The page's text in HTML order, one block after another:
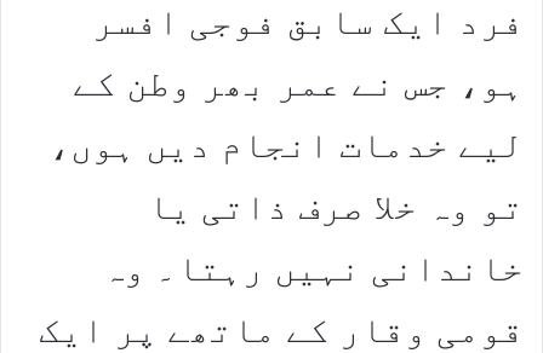
فرد ایک سابق فوجی افسر
ہو، جس نے عمر بھر وطن کے
لیے خدمات انجام دیں ہوں،
تو وہ خلا صرف ذاتی یا
خاندانی نہیں رہتا۔ وہ
قومی وقار کے ماتھے پر ایک